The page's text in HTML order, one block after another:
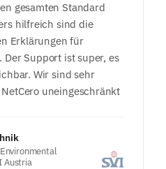
gesamten Standard
hilfreich sind die
Erklärungen für
Support ist super, es
Wir sind sehr
uneingeschränkt
Austria